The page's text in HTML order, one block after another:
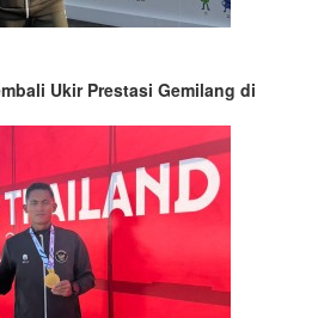
Ukir Prestasi Gemilang di